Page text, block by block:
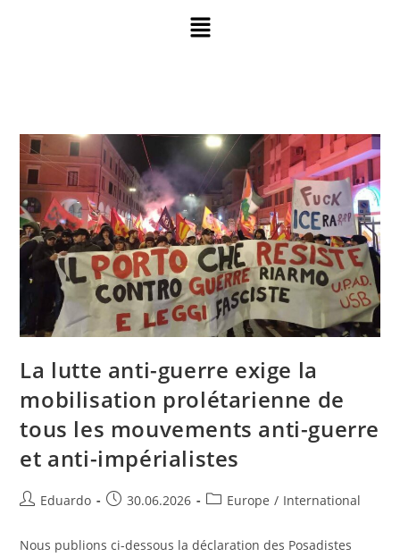
La lutte anti-guerre exige la
mobilisation prolétarienne de
tous les mouvements anti-guerre
et anti-impérialistes
Eduardo 30.06.2026 Europe / International
Nous publions ci-dessous la déclaration des Posadistes